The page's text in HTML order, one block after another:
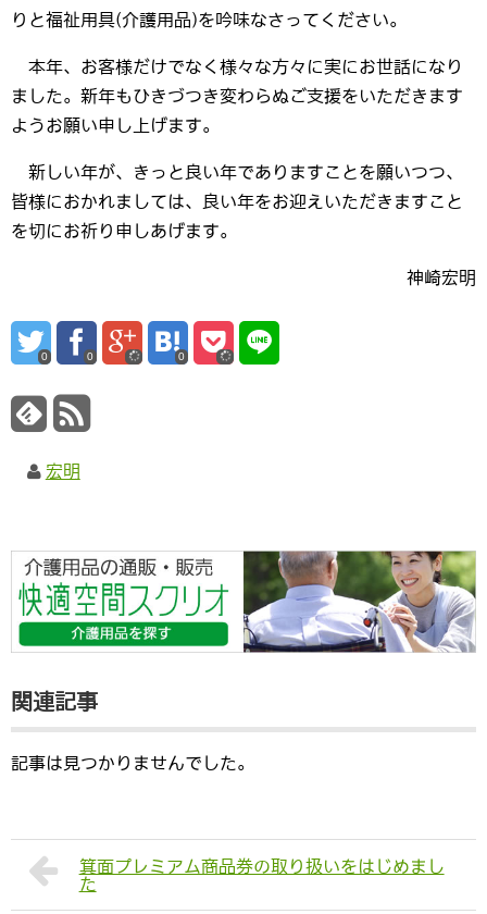
りと福祉用具(介護用品)を吟味なさってください。
本年、お客様だけでなく様々な方々に実にお世話になり
ました。新年もひきづつき変わらぬご支援をいただきます
ようお願い申し上げます。
新しい年が、きっと良い年でありますことを願いつつ、
皆様におかれましては、良い年をお迎えいただきますこと
を切にお祈り申しあげます。
神崎宏明
0 0 0
宏明
関連記事
記事は見つかりませんでした。
箕面プレミアム商品券の取り扱いをはじめまし
た